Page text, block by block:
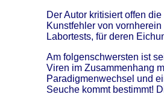
Der Autor kritisiert offen
Kunstfehler von
Labortests, für deren
Am folgenschwersten ist
Viren im Zusammenhang
Paradigmenwechsel und
Seuche kommt bestimmt!